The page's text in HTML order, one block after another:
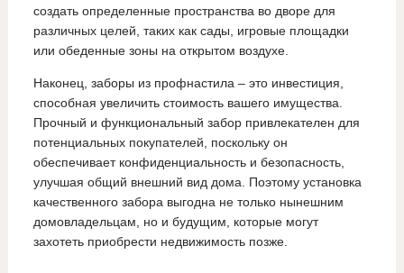
создать определенные пространства во дворе для
различных целей, таких как сады, игровые площадки
или обеденные зоны на открытом воздухе.
Наконец, заборы из профнастила – это инвестиция,
способная увеличить стоимость вашего имущества.
Прочный и функциональный забор привлекателен для
потенциальных покупателей, поскольку он
обеспечивает конфиденциальность и безопасность,
улучшая общий внешний вид дома. Поэтому установка
качественного забора выгодна не только нынешним
домовладельцам, но и будущим, которые могут
захотеть приобрести недвижимость позже.